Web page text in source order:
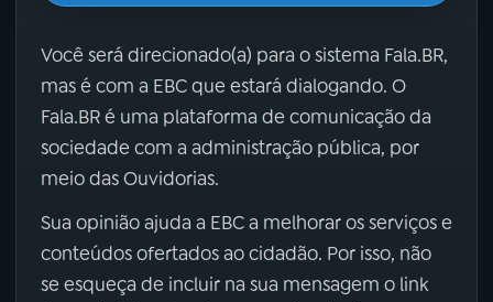
Você será direcionado(a) para o sistema Fala.BR,
mas é com a EBC que estará dialogando. O
Fala.BR é uma plataforma de comunicação da
sociedade com a administração pública, por
meio das Ouvidorias.
Sua opinião ajuda a EBC a melhorar os serviços e
conteúdos ofertados ao cidadão. Por isso, não
se esqueça de incluir na sua mensagem o link